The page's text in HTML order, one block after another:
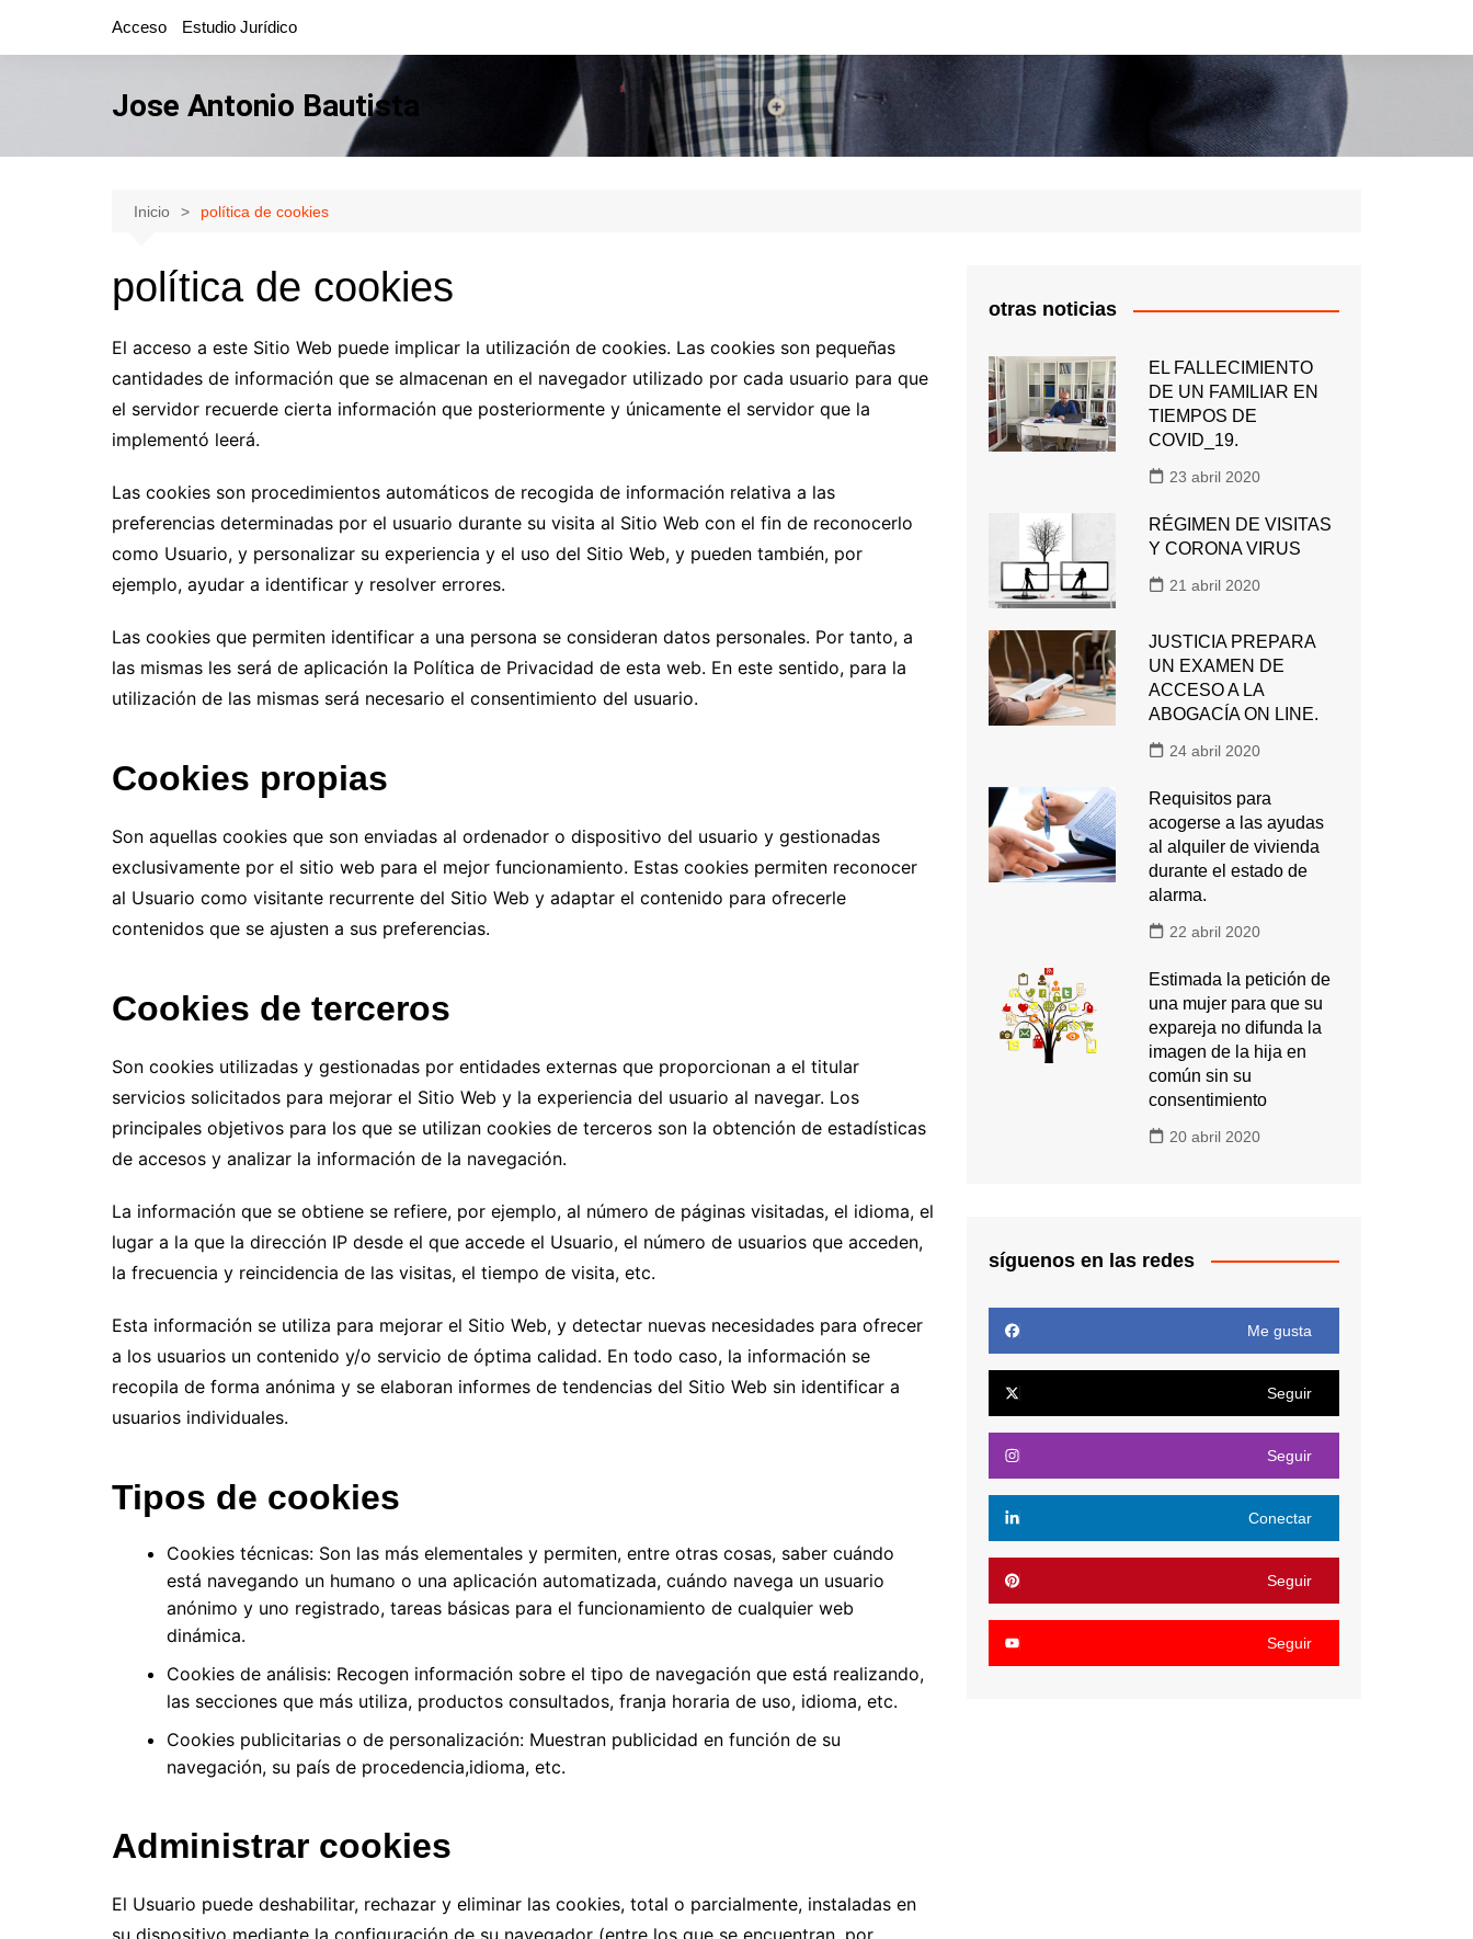
Acceso Estudio Jurídico
Jose Antonio Bautista
Inicio política de cookies
política de cookies
El acceso a este Sitio Web puede implicar la utilización de cookies. Las cookies son pequeñas
cantidades de información que se almacenan en el navegador utilizado por cada usuario para que
el servidor recuerde cierta información que posteriormente y únicamente el servidor que la
implementó leerá.
Las cookies son procedimientos automáticos de recogida de información relativa a las
preferencias determinadas por el usuario durante su visita al Sitio Web con el fin de reconocerlo
como Usuario, y personalizar su experiencia y el uso del Sitio Web, y pueden también, por
ejemplo, ayudar a identificar y resolver errores.
Las cookies que permiten identificar a una persona se consideran datos personales. Por tanto, a
las mismas les será de aplicación la Política de Privacidad de esta web. En este sentido, para la
utilización de las mismas será necesario el consentimiento del usuario.
Cookies propias
Son aquellas cookies que son enviadas al ordenador o dispositivo del usuario y gestionadas
exclusivamente por el sitio web para el mejor funcionamiento. Estas cookies permiten reconocer
al Usuario como visitante recurrente del Sitio Web y adaptar el contenido para ofrecerle
contenidos que se ajusten a sus preferencias.
Cookies de terceros
Son cookies utilizadas y gestionadas por entidades externas que proporcionan a el titular
servicios solicitados para mejorar el Sitio Web y la experiencia del usuario al navegar. Los
principales objetivos para los que se utilizan cookies de terceros son la obtención de estadísticas
de accesos y analizar la información de la navegación.
La información que se obtiene se refiere, por ejemplo, al número de páginas visitadas, el idioma, el
lugar a la que la dirección IP desde el que accede el Usuario, el número de usuarios que acceden,
la frecuencia y reincidencia de las visitas, el tiempo de visita, etc.
Esta información se utiliza para mejorar el Sitio Web, y detectar nuevas necesidades para ofrecer
a los usuarios un contenido y/o servicio de óptima calidad. En todo caso, la información se
recopila de forma anónima y se elaboran informes de tendencias del Sitio Web sin identificar a
usuarios individuales.
Tipos de cookies
Cookies técnicas: Son las más elementales y permiten, entre otras cosas, saber cuándo
está navegando un humano o una aplicación automatizada, cuándo navega un usuario
anónimo y uno registrado, tareas básicas para el funcionamiento de cualquier web
dinámica.
Cookies de análisis: Recogen información sobre el tipo de navegación que está realizando,
las secciones que más utiliza, productos consultados, franja horaria de uso, idioma, etc.
Cookies publicitarias o de personalización: Muestran publicidad en función de su
navegación, su país de procedencia,idioma, etc.
Administrar cookies
El Usuario puede deshabilitar, rechazar y eliminar las cookies, total o parcialmente, instaladas en
su dispositivo mediante la configuración de su navegador (entre los que se encuentran, por
otras noticias
EL FALLECIMIENTO
DE UN FAMILIAR EN
TIEMPOS DE
COVID_19.
23 abril 2020
RÉGIMEN DE VISITAS
Y CORONA VIRUS
21 abril 2020
JUSTICIA PREPARA
UN EXAMEN DE
ACCESO A LA
ABOGACÍA ON LINE.
24 abril 2020
Requisitos para
acogerse a las ayudas
al alquiler de vivienda
durante el estado de
alarma.
22 abril 2020
Estimada la petición de
una mujer para que su
expareja no difunda la
imagen de la hija en
común sin su
consentimiento
20 abril 2020
síguenos en las redes
Me gusta
Seguir
Seguir
Conectar
Seguir
Seguir